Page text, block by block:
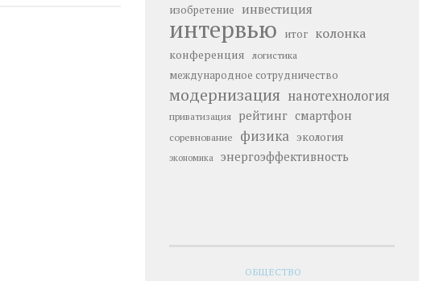
изобретение инвестиция
интервью итог колонка
конференция логистика
международное сотрудничество
модернизация нанотехнология
приватизация рейтинг смартфон
соревнование физика экология
экономика энергоэффективность
ОБЩЕСТВО